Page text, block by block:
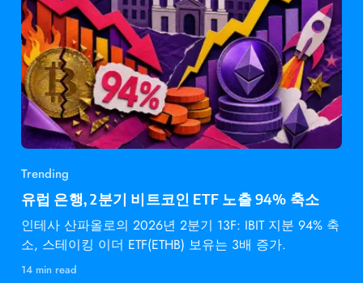
Trending
유럽 은행, 2분기 비트코인 ETF 노출 94% 축소
인테사 산파올로의 2026년 2분기 13F: IBIT 지분 94% 축
소, 스테이킹 이더 ETF(ETHB) 보유는 3배 증가.
14 min read